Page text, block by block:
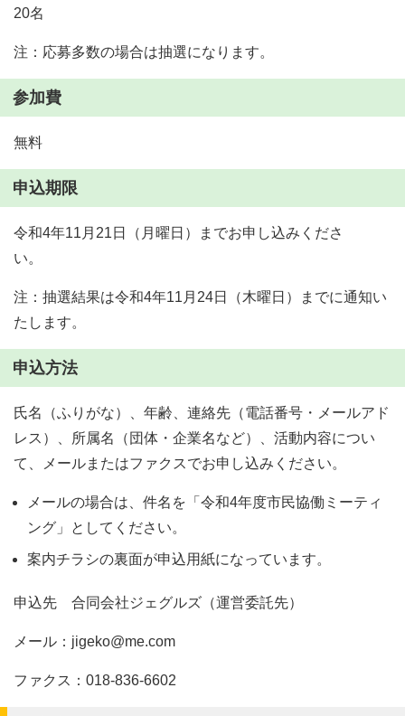
20名
注：応募多数の場合は抽選になります。
参加費
無料
申込期限
令和4年11月21日（月曜日）までお申し込みくださ
い。
注：抽選結果は令和4年11月24日（木曜日）までに通知い
たします。
申込方法
氏名（ふりがな）、年齢、連絡先（電話番号・メールアド
レス）、所属名（団体・企業名など）、活動内容につい
て、メールまたはファクスでお申し込みください。
メールの場合は、件名を「令和4年度市民協働ミーティ
ング」としてください。
案内チラシの裏面が申込用紙になっています。
申込先 合同会社ジェグルズ（運営委託先）
メール：jigeko@me.com
ファクス：018‐836-6602